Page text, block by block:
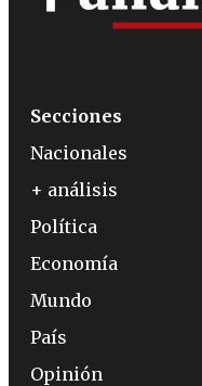
Secciones
Nacionales
+ análisis
Política
Economía
Mundo
País
Opinión